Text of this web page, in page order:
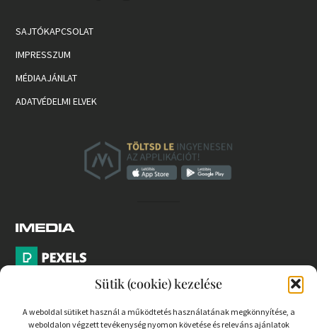
Sütik (cookie) kezelése
A weboldal sütiket használ a működtetés használatának megkönnyítése, a
weboldalon végzett tevékenység nyomon követése és releváns ajánlatok
SAJTÓKAPCSOLAT
IMPRESSZUM
MÉDIAAJÁNLAT
ADATVÉDELMI ELVEK